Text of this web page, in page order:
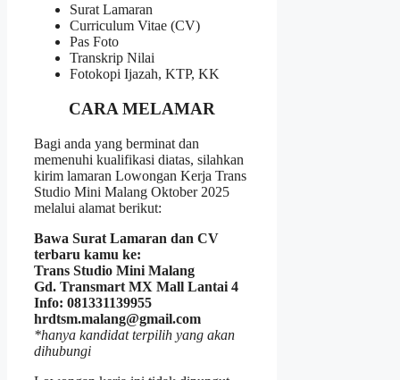
Surat Lamaran
Curriculum Vitae (CV)
Pas Foto
Transkrip Nilai
Fotokopi Ijazah, KTP, KK
CARA MELAMAR
Bagi anda yang berminat dan
memenuhi kualifikasi diatas, silahkan
kirim lamaran Lowongan Kerja Trans
Studio Mini Malang Oktober 2025
melalui alamat berikut:
Bawa Surat Lamaran dan CV
terbaru kamu ke:
Trans Studio Mini Malang
Gd. Transmart MX Mall Lantai 4
Info: 081331139955
hrdtsm.malang@gmail.com
*hanya kandidat terpilih yang akan
dihubungi